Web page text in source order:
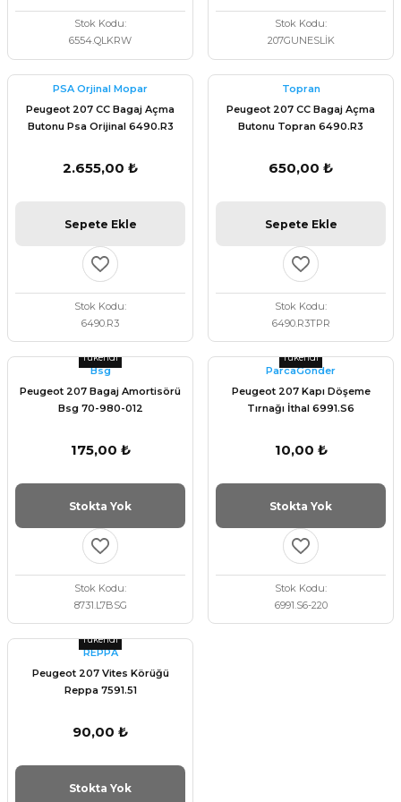
Stok Kodu
6554.QLKRW
Stok Kodu
207GUNESLİK
PSA Orjinal Mopar
Peugeot 207 CC Bagaj Açma
Butonu Psa Orijinal 6490.R3
2.655,00 ₺
Sepete Ekle
Stok Kodu
6490.R3
Topran
Peugeot 207 CC Bagaj Açma
Butonu Topran 6490.R3
650,00 ₺
Sepete Ekle
Stok Kodu
6490.R3TPR
Tükendi
Bsg
Peugeot 207 Bagaj Amortisörü
Bsg 70-980-012
175,00 ₺
Stokta Yok
Stok Kodu
8731.L7BSG
Tükendi
ParcaGonder
Peugeot 207 Kapı Döşeme
Tırnağı İthal 6991.S6
10,00 ₺
Stokta Yok
Stok Kodu
6991.S6-220
Tükendi
REPPA
Peugeot 207 Vites Körüğü
Reppa 7591.51
90,00 ₺
Stokta Yok